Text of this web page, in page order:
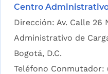
Centro
Dirección: Av. Calle 26
Administrativo de
Bogotá, D.C.
Teléfono Conmutador: